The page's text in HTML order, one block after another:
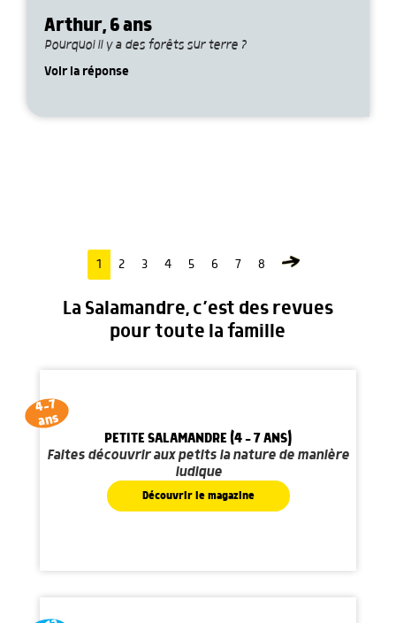
Arthur, 6 ans
Pourquoi il y a des forêts sur terre ?
Voir la réponse
1 2 3 4 5 6 7 8
La Salamandre, c’est des revues
pour toute la famille
4-7
ans
PETITE SALAMANDRE (4 - 7 ANS)
Faites découvrir aux petits la nature de manière
ludique
Découvrir le magazine